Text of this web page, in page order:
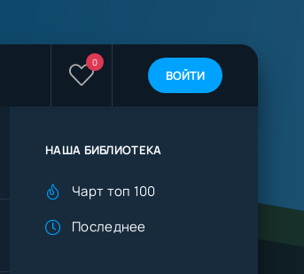
0
ВОЙТИ
НАША БИБЛИОТЕКА
Чарт топ 100
Последнее